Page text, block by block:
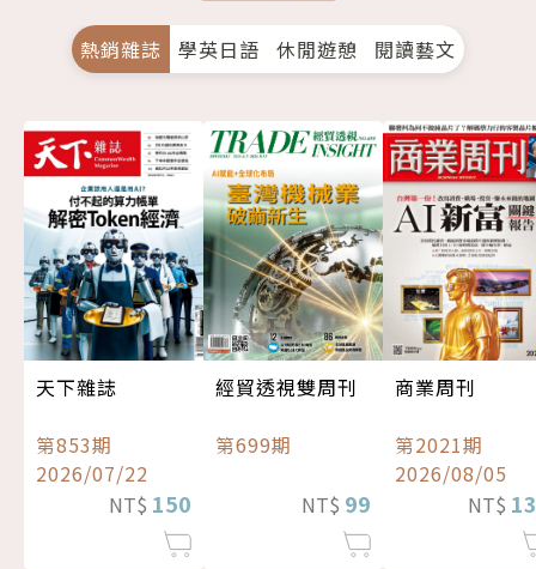
熱銷雜誌 學英日語 休閒遊憩 閱讀藝文
天下雜誌
第853期
2026/07/22
NT$ 150
經貿透視雙周刊
第699期
NT$ 99
商業周刊
第2021期
2026/08/05
NT$